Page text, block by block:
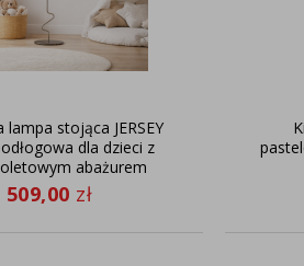
lampa stojąca JERSEY
dla dzieci z
abażurem
509,00 zł